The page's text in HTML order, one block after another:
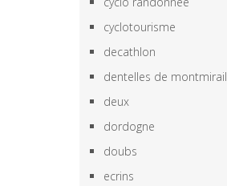
cyclotourisme
decathlon
dentelles de montmirail
deux
dordogne
doubs
ecrins